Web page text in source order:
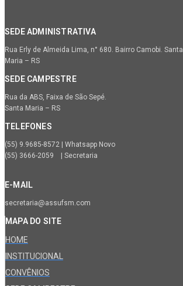
SEDE ADMINISTRATIVA
Rua Erly de Almeida Lima, n° 680. Bairro Camobi. Santa
Maria – RS
SEDE CAMPESTRE
Rua da ABS, Faixa de São Sepé.
Santa Maria – RS
TELEFONES
(55) 9.9685-8572 | Whatsapp Novo
(55) 3666-2059 | Secretaria
E-MAIL
secretaria@assufsm.com
MAPA DO SITE
HOME
INSTITUCIONAL
CONVÊNIOS